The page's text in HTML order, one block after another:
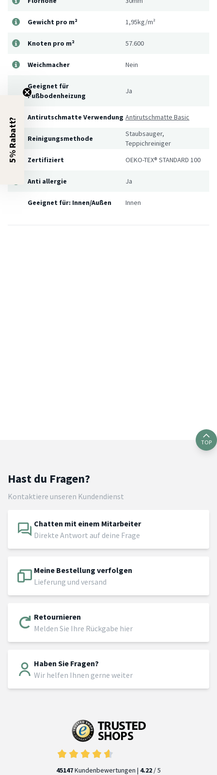
Gewicht pro m² 1,95kg/m²
Knoten pro m² 57.600
Weichmacher Nein
Geeignet für
Fußbodenheizung
Ja
Antirutschmatte Verwendung Antirutschmatte Basic
Reinigungsmethode
Staubsauger,
Teppichreiniger
Zertifiziert
OEKO-TEX® STANDARD 100
Anti allergie Ja
Geeignet für: Innen/Außen Innen
TOP
Hast du Fragen?
Kontaktiere unseren Kundendienst
Chatten mit einem Mitarbeiter
Direkte Antwort auf deine Frage
Meine Bestellung verfolgen
Lieferung und versand
Retournieren
Melden Sie Ihre Rückgabe hier
Haben Sie Fragen?
Wir helfen Ihnen gerne weiter
45147Kundenbewertungen | 4.22 / 5
5% Rabatt?